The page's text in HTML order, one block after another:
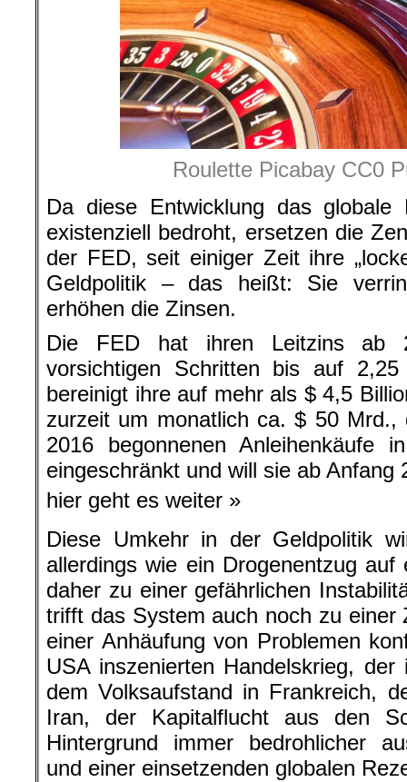
Roulette Picabay CC0
Da diese Entwicklung das globale
existenziell bedroht, ersetzen die
der FED, seit einiger Zeit ihre
Geldpolitik – das heißt: Sie
erhöhen die Zinsen.
Die FED hat ihren Leitzins ab
vorsichtigen Schritten bis auf
bereinigt ihre auf mehr als $ 4,5
zurzeit um monatlich ca. $ 50
2016 begonnenen Anleihenkäufe
eingeschränkt und will sie ab Anfang
hier geht es weiter »
Diese Umkehr in der Geldpolitik
allerdings wie ein Drogenentzug
daher zu einer gefährlichen
trifft das System auch noch zu einer
einer Anhäufung von Problemen
USA inszenierten Handelskrieg, der
dem Volksaufstand in Frankreich,
Iran, der Kapitalflucht aus den
Hintergrund immer bedrohlicher
und einer einsetzenden globalen